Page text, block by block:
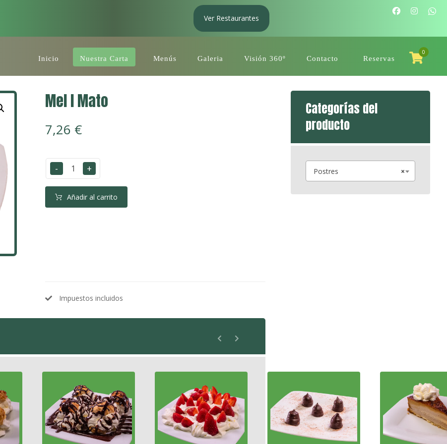
Ver Restaurantes
0
Inicio Nuestra Carta Menús Galeria Visión 360º Contacto Reservas
Mel I Mato
7,26 €
- +
Añadir al carrito
Impuestos incluidos
Categorías del
producto
×
Postres